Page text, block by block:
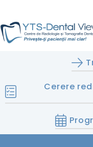
Cerere